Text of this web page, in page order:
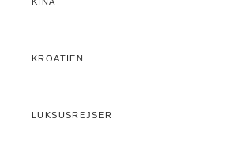
KROATIEN
LUKSUSREJSER